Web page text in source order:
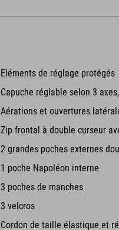
Eléments de réglage protégés
Capuche réglable selon 3
Aérations et ouvertures
Zip frontal à double curseur
2 grandes poches externes
1 poche Napoléon interne
3 poches de manches
3 velcros
Cordon de taille élastique et